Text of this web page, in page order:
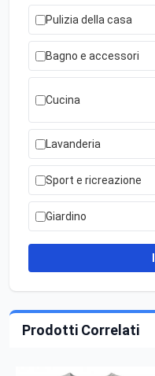
Pulizia della casa
Bagno e accessori
Cucina
Lavanderia
Sport e ricreazione
Giardino
Prodotti Correlati